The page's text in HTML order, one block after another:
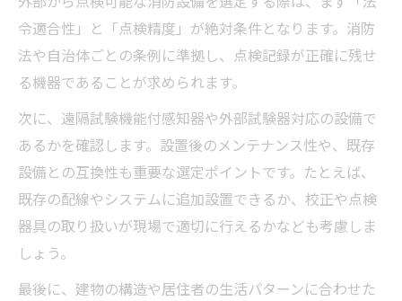
令適合性」と「点検精度」が絶対条件となります。消防
法や自治体ごとの条例に準拠し、点検記録が正確に残せ
る機器であることが求められます。
次に、遠隔試験機能付感知器や外部試験器対応の設備で
あるかを確認します。設置後のメンテナンス性や、既存
設備との互換性も重要な選定ポイントです。たとえば、
既存の配線やシステムに追加設置できるか、校正や点検
器具の取り扱いが現場で適切に行えるかなども考慮しま
しょう。
最後に、建物の構造や居住者の生活パターンに合わせた